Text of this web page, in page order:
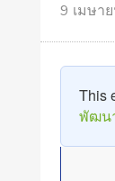
9 เมษา
This
พัฒน